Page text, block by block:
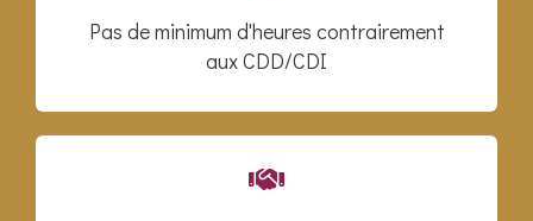
Pas de minimum d'heures contrairement
aux CDD/CDI